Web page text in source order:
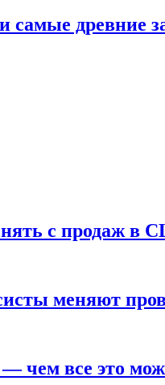
древние
с продаж в
меняют
чем все это